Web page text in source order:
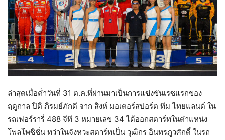
ล่าสุดเมื่อค่ำวันที่ 31 ต.ค.ที่ผ่านมาเป็นการแข่งขันเรซแรกของ
ฤดูกาล ปิติ ภิรมย์ภักดี จาก สิงห์ มอเตอร์สปอร์ต ทีม ไทยแลนด์ ใน
รถเฟอร์รารี่ 488 จีที 3 หมายเลข 34 ได้ออกสตาร์ทในตำแหน่ง
โพลโพซิชั่น ทว่าในจังหวะสตาร์ทเป็น วุฒิกร อินทรภูวศักดิ์ ในรถ